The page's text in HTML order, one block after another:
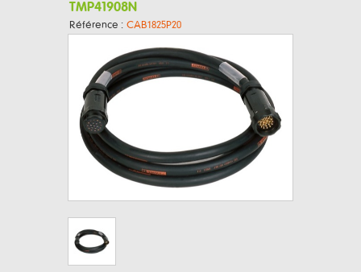
TMP41908N
Référence : CAB1825P20